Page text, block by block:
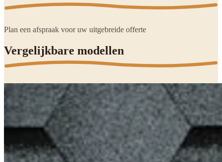
Plan een afspraak voor uw uitgebreide offerte
Vergelijkbare modellen